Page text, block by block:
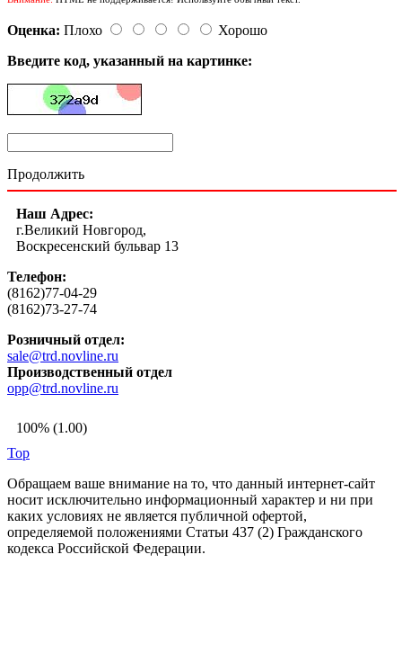
Оценка: Плохо
Хорошо
Введите код, указанный на картинке:
Продолжить
Наш Адрес:
г.Великий Новгород,
Воскресенский бульвар 13
Телефон:
(8162)77-04-29
(8162)73-27-74
Розничный отдел:
sale@trd.novline.ru
Производственный отдел
opp@trd.novline.ru
100% (1.00)
Top
Обращаем ваше внимание на то, что данный интернет-сайт
носит исключительно информационный характер и ни при
каких условиях не является публичной офертой,
определяемой положениями Статьи 437 (2) Гражданского
кодекса Российской Федерации.